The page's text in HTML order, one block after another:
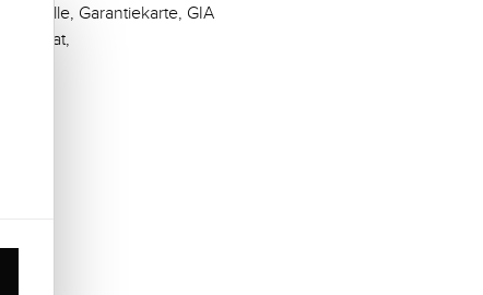
Schatulle, Garantiekarte, GIA
Zertifikat,